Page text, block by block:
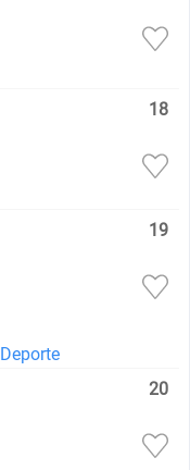
18
19
Deporte
20